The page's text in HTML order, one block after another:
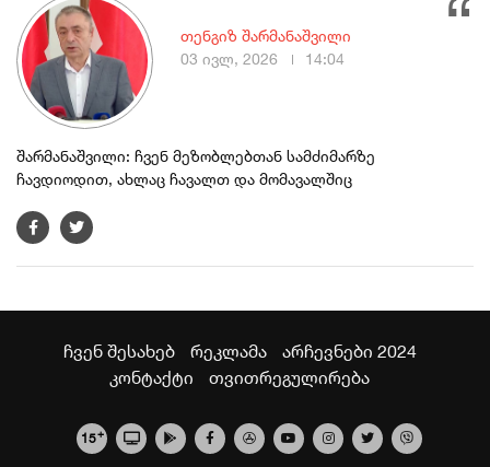
შარმანაშვილი: ჩვენ მეზობლებთან სამძიმარზე
ჩავდიოდით, ახლაც ჩავალთ და მომავალშიც
თენგიზ შარმანაშვილი
03 ივლ, 2026
14:04
ჩვენ შესახებ რეკლამა
არჩევნები 2024
კონტაქტი
თვითრეგულირება
15+